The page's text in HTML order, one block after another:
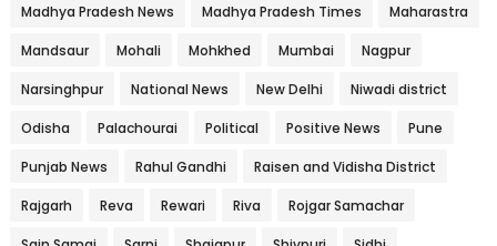
Madhya Pradesh News Madhya Pradesh Times Maharastra
Mandsaur Mohali Mohkhed Mumbai Nagpur
Narsinghpur National News New Delhi Niwadi district
Odisha Palachourai Political Positive News Pune
Punjab News Rahul Gandhi Raisen and Vidisha District
Rajgarh Reva Rewari Riva Rojgar Samachar